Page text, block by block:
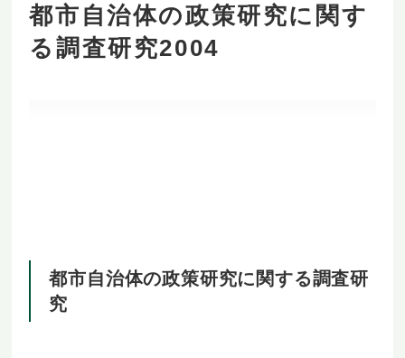
都市自治体の政策研究に関す
る調査研究2004
都市自治体の政策研究に関する調査研
究